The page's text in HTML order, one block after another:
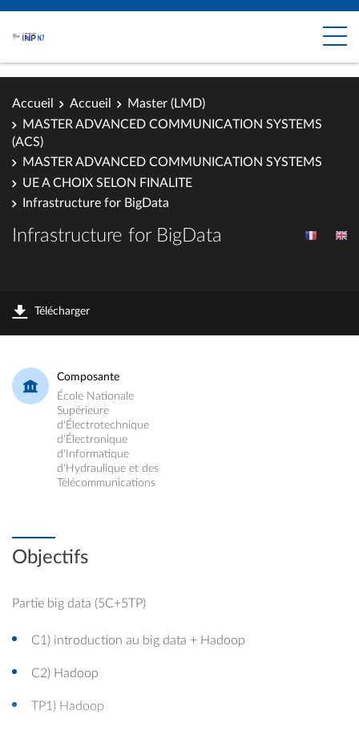
Accueil Accueil
Master (LMD)
MASTER ADVANCED COMMUNICATION SYSTEMS
(ACS)
MASTER ADVANCED COMMUNICATION SYSTEMS
UE A CHOIX SELON FINALITE
Infrastructure for BigData
Infrastructure for BigData
Télécharger
Composante
École Nationale
Supérieure
d'Électrotechnique
d'Électronique
d'Informatique
d'Hydraulique et des
Télécommunications
Objectifs
Partie big data (5C+5TP)
C1) introduction au big data + Hadoop
C2) Hadoop
TP1) Hadoop